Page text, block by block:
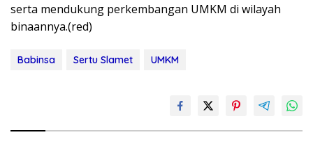
serta mendukung perkembangan UMKM di wilayah
binaannya.(red)
Babinsa Sertu Slamet UMKM